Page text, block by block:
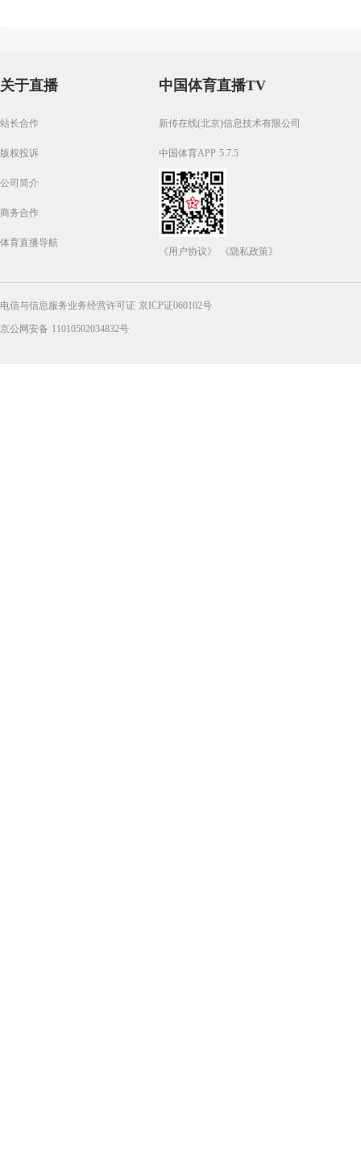
关于直播
站长合作
版权投诉
公司简介
商务合作
体育直播导航
中国体育直播TV
新传在线(北京)信息技术有限公司
中国体育APP 5.7.5
《用户协议》 《隐私政策》
电信与信息服务业务经营许可证 京ICP证060102号
京公网安备 11010502034832号